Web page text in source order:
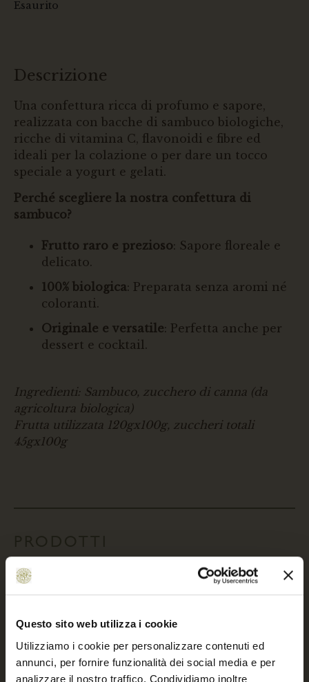
Questo sito web utilizza i cookie
Utilizziamo i cookie per personalizzare contenuti ed
annunci, per fornire funzionalità dei social media e per
analizzare il nostro traffico. Condividiamo inoltre
Esaurito
Descrizione
Una confettura ricca di profumo e sapore,
realizzata con bacche di sambuco biologiche,
ricche di vitamina C, flavonoidi e fibre ed
ideali per la colazione o per dare un tocco
speciale a yogurt e gelati.
Perché scegliere la nostra confettura di
sambuco?
Frutto raro e prezioso: Sapore floreale e
delicato.
100% biologica: Preparata senza aromi né
coloranti.
Originale e versatile: Perfetta anche per
dessert e cocktail.
Ingredienti: Sambuco, zucchero di canna (da
agricoltura biologica)
Frutta utilizzata 120gx100g, zuccheri totali
45gx100g